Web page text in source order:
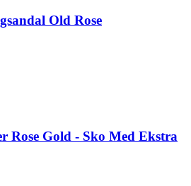
Old Rose
Rose Gold - Sko Med Ekstra